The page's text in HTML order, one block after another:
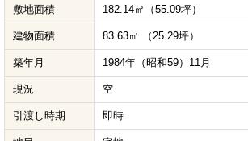
敷地面積 182.14㎡（55.09坪）
建物面積 83.63㎡ （25.29坪）
築年月 1984年（昭和59）11月
現況 空
引渡し時期 即時